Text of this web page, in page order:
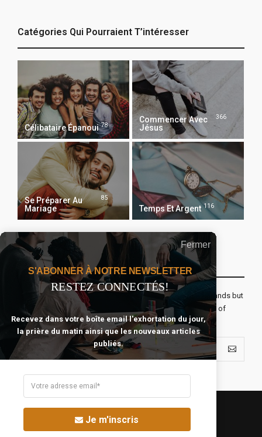
Catégories Qui Pourraient T’intéresser
Célibataire Épanoui 78
Commencer Avec
Jésus
366
Se Préparer Au
Mariage
85
Temps Et Argent 116
Recevoir Notre Newsletter Chaque Matin
The real voyage of discovery consists not in seeking new lands but
seeing with new eyes. All journeys have secret destinations of
which the traveler is unaware.
Fermer
S'ABONNER À NOTRE NEWSLETTER
RESTEZ CONNECTÉS!
Recevez dans votre boîte email l'exhortation du jour,
la prière du matin ainsi que les nouveaux articles
publiés.
Je m'inscris